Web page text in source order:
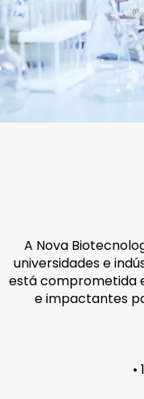
A Nova
universidades e
está comprometida
e impactantes
•